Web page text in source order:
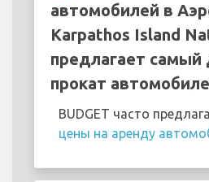
автомобилей в
Karpathos Island
предлагает
прокат
BUDGET часто
цены на аренду